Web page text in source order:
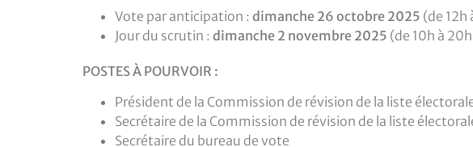
Vote par anticipation : dimanche 26 octobre 2025 (de 12h
Jour du scrutin : dimanche 2 novembre 2025 (de 10h à
POSTES À POURVOIR :
Président de la Commission de révision de la liste
Secrétaire de la Commission de révision de la liste
Secrétaire du bureau de vote